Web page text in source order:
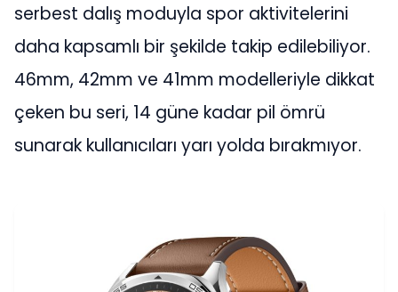
serbest dalış moduyla spor aktivitelerini
daha kapsamlı bir şekilde takip edilebiliyor.
46mm, 42mm ve 41mm modelleriyle dikkat
çeken bu seri, 14 güne kadar pil ömrü
sunarak kullanıcıları yarı yolda bırakmıyor.